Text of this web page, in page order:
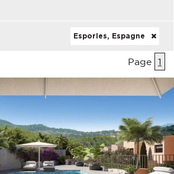
Esporles, Espagne
Page 1